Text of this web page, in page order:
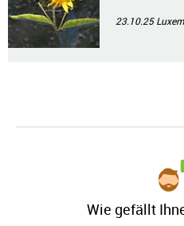
23.10.25
Wie gefällt